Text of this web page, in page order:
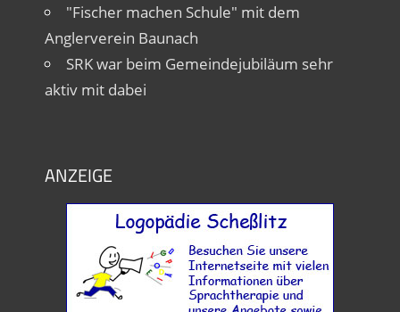
"Fischer machen Schule" mit dem
Anglerverein Baunach
SRK war beim Gemeindejubiläum sehr
aktiv mit dabei
ANZEIGE